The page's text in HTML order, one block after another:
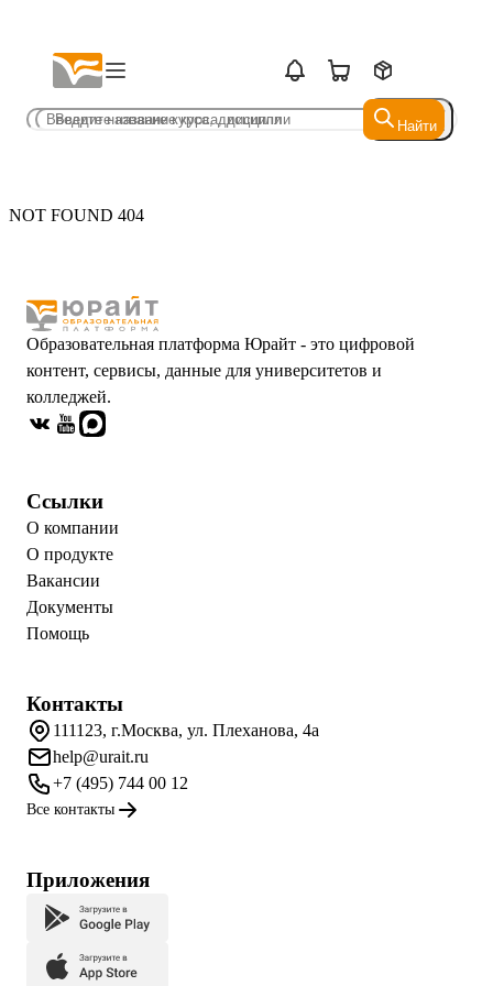
Найти
Найти
NOT FOUND 404
Образовательная платформа Юрайт - это цифровой
контент, сервисы, данные для университетов и
колледжей.
Ссылки
О компании
О продукте
Вакансии
Документы
Помощь
Контакты
111123, г.Москва, ул. Плеханова, 4а
help@urait.ru
+7 (495) 744 00 12
Все контакты
Приложения